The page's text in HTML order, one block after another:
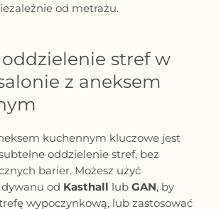
od metrażu.
stref w
z aneksem
kuchennym kluczowe jest
oddzielenie stref, bez
barier. Możesz użyć
od Kasthall lub GAN, by
wypoczynkową, lub zastosować